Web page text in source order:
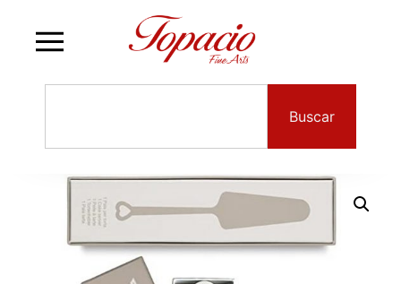
Buscar